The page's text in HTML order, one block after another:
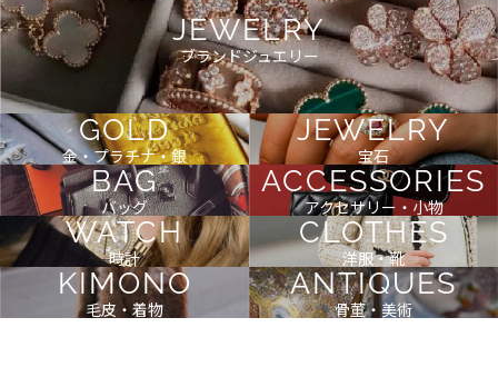
JEWELRY
ブランドジュエリー
GOLD
金・プラチナ・銀
JEWELRY
宝石
BAG
バッグ
ACCESSORIES
アクセサリー・小物
WATCH
時計
CLOTHES
洋服・靴
KIMONO
毛皮・着物
ANTIQUES
骨董・美術